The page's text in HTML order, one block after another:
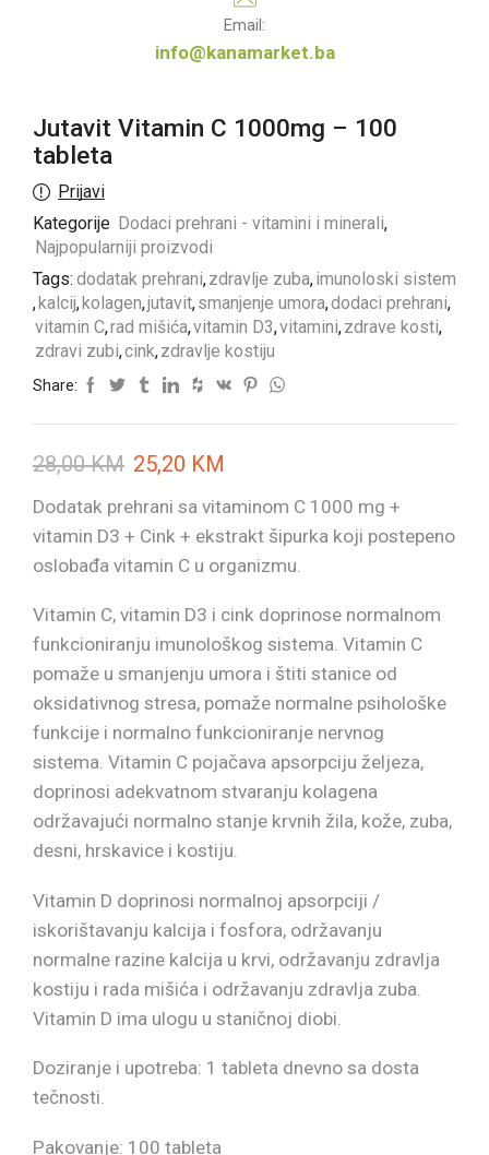
Email:
info@kanamarket.ba
Jutavit Vitamin C 1000mg – 100
tableta
Prijavi
Kategorije Dodaci prehrani - vitamini i minerali,
Najpopularniji proizvodi
Tags: dodatak prehrani,zdravlje zuba,imunoloski sistem
,kalcij,kolagen,jutavit,smanjenje umora,dodaci prehrani,
vitamin C,rad mišića,vitamin D3,vitamini,zdrave kosti,
zdravi zubi,cink,zdravlje kostiju
Share:
28,00KM 25,20 KM
Dodatak prehrani sa vitaminom C 1000 mg +
vitamin D3 + Cink + ekstrakt šipurka koji postepeno
oslobađa vitamin C u organizmu.
Vitamin C, vitamin D3 i cink doprinose normalnom
funkcioniranju imunološkog sistema. Vitamin C
pomaže u smanjenju umora i štiti stanice od
oksidativnog stresa, pomaže normalne psihološke
funkcije i normalno funkcioniranje nervnog
sistema. Vitamin C pojačava apsorpciju željeza,
doprinosi adekvatnom stvaranju kolagena
održavajući normalno stanje krvnih žila, kože, zuba,
desni, hrskavice i kostiju.
Vitamin D doprinosi normalnoj apsorpciji /
iskorištavanju kalcija i fosfora, održavanju
normalne razine kalcija u krvi, održavanju zdravlja
kostiju i rada mišića i održavanju zdravlja zuba.
Vitamin D ima ulogu u staničnoj diobi.
Doziranje i upotreba: 1 tableta dnevno sa dosta
tečnosti.
Pakovanje: 100 tableta